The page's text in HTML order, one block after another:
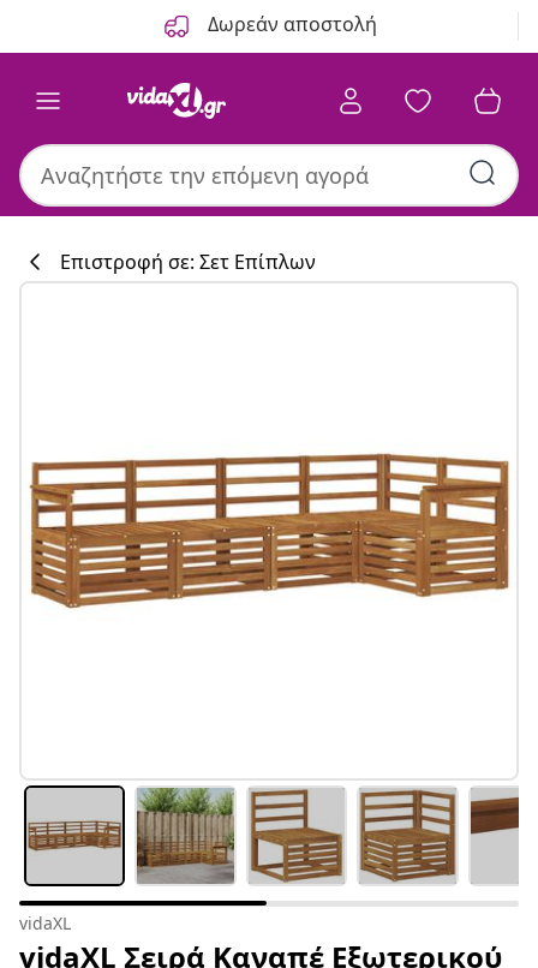
Δωρεάν αποστολή
#sharemevidaxl
Επιστροφή σε: Σετ Επίπλων
vidaXL
vidaXL Σειρά Καναπέ Εξωτερικού